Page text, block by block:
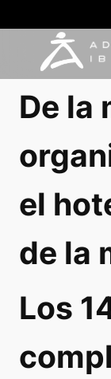
De la
el
de la
Los